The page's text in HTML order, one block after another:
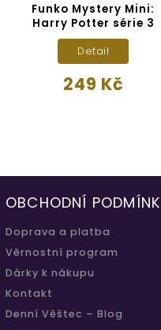
Funko Mystery Mini:
Harry Potter série 3
249 Kč
Detail
OBCHODNÍ
Doprava a platba
Věrnostní program
Dárky k nákupu
Kontakt
Denní Věštec – Blog